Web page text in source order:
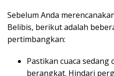
Sebelum Anda
Belibis, berikut adalah
pertimbangkan:
Pastikan cuaca sedang
berangkat. Hindari